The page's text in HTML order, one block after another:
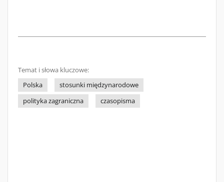
Temat i słowa kluczowe:
Polska
stosunki międzynarodowe
polityka zagraniczna
czasopisma